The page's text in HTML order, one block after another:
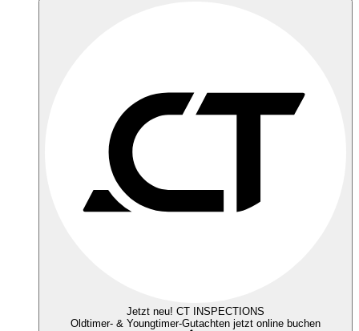
Jetzt neu! CT INSPECTIONS
Oldtimer- & Youngtimer-Gutachten jetzt online buchen